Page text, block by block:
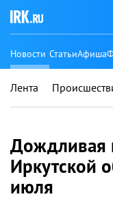
Новости СтатьиАфиша
Лента
Дождливая
Иркутской
июля